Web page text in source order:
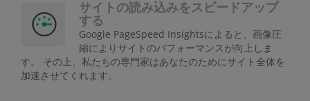
サイトの読み込みをスピードアップ
する
Google PageSpeed Insightsによると、画像圧
縮によりサイトのパフォーマンスが向上しま
す。 その上、私たちの専門家はあなたのためにサイト全体を
加速させてくれます。